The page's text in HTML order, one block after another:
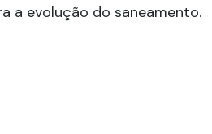
a evolução do saneamento.